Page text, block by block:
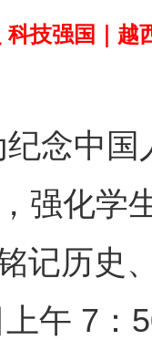
科技强国｜越
纪念中国
强化学
记历史
午 7：